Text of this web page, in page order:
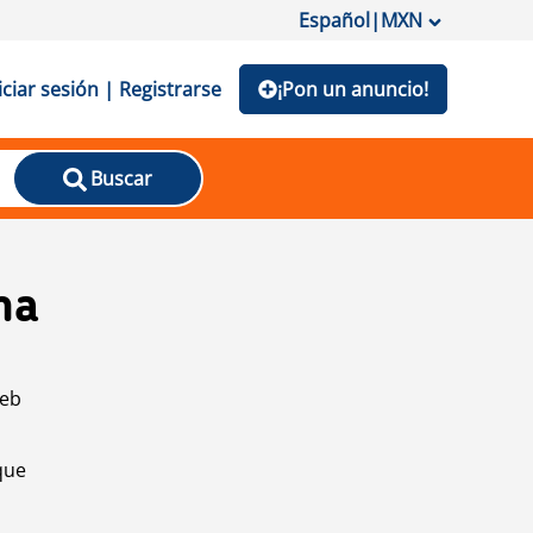
Español|MXN
sesión | Registrarse ¡Pon un anuncio!
Buscar